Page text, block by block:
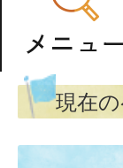
現在